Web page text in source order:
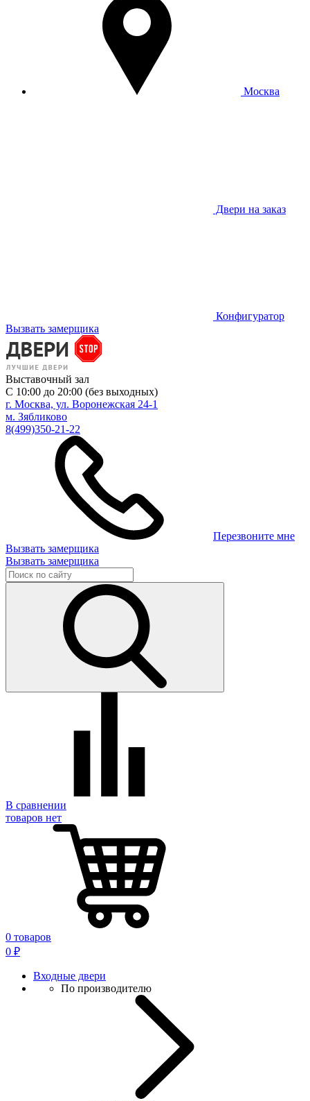
Москва
Двери на заказ
Конфигуратор
Вызвать замерщика
Выставочный зал
С 10:00 до 20:00 (без выходных)
г. Москва, ул. Воронежская 24-1
м. Зябликово
8(499)350-21-22
Перезвоните мне
Вызвать замерщика
Вызвать замерщика
В сравнении
товаров нет
0 товаров
0 ₽
Входные двери
По производителю